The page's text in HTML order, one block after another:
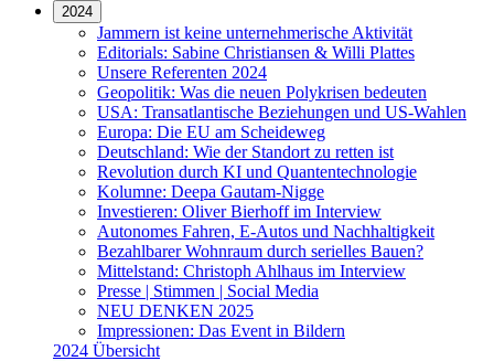
2024
Jammern ist keine unternehmerische Aktivität
Editorials: Sabine Christiansen & Willi Plattes
Unsere Referenten 2024
Geopolitik: Was die neuen Polykrisen bedeuten
USA: Transatlantische Beziehungen und US-Wahlen
Europa: Die EU am Scheideweg
Deutschland: Wie der Standort zu retten ist
Revolution durch KI und Quantentechnologie
Kolumne: Deepa Gautam-Nigge
Investieren: Oliver Bierhoff im Interview
Autonomes Fahren, E-Autos und Nachhaltigkeit
Bezahlbarer Wohnraum durch serielles Bauen?
Mittelstand: Christoph Ahlhaus im Interview
Presse | Stimmen | Social Media
NEU DENKEN 2025
Impressionen: Das Event in Bildern
2024 Übersicht